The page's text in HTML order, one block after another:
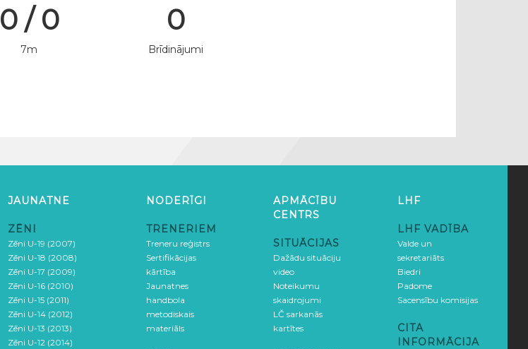
0 / 0
7m
0
Brīdinājumi
JAUNATNE
ZĒNI
Zēni U-19 (2007)
Zēni U-18 (2008)
Zēni U-17 (2009)
Zēni U-16 (2010)
Zēni U-15 (2011)
Zēni U-14 (2012)
Zēni U-13 (2013)
Zēni U-12 (2014)
NODERĪGI
TRENERIEM
Treneru reģistrs
Sertifikācijas
kārtība
Jaunatnes
handbola
metodiskais
materiāls
APMĀCĪBU
CENTRS
SITUĀCIJAS
Dažādu situāciju
video
Noteikumu
skaidrojumi
LČ sarkanās
kartītes
LHF
LHF VADĪBA
Valde un
sekretariāts
Biedri
Padome
Sacensību komisijas
CITA
INFORMĀCIJA